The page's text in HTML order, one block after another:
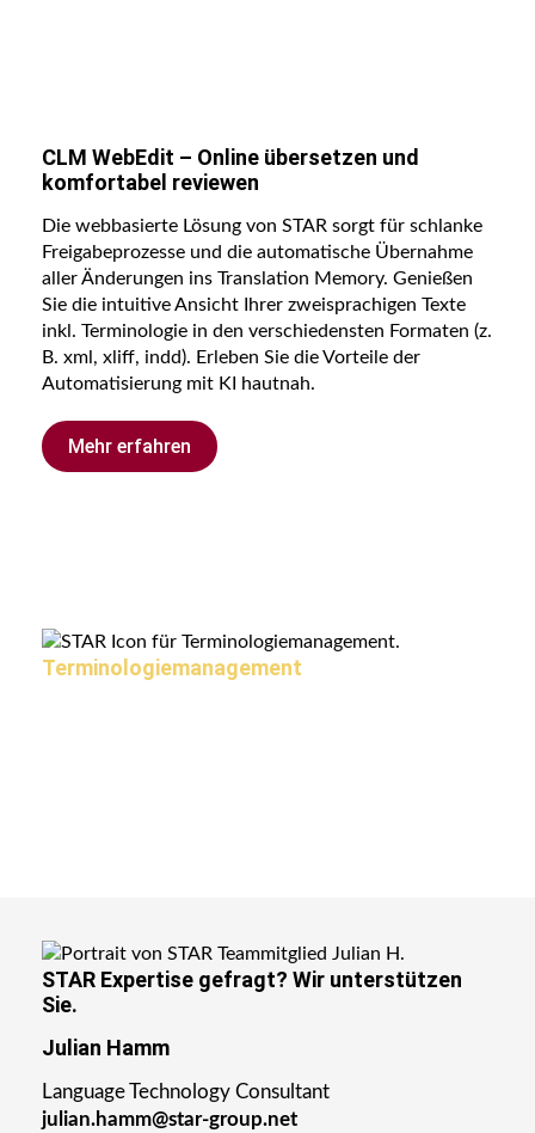
CLM WebEdit – Online übersetzen und
komfortabel reviewen
Die webbasierte Lösung von STAR sorgt für schlanke
Freigabeprozesse und die automatische Übernahme
aller Änderungen ins Translation Memory. Genießen
Sie die intuitive Ansicht Ihrer zweisprachigen Texte
inkl. Terminologie in den verschiedensten Formaten (z.
B. xml, xliff, indd). Erleben Sie die Vorteile der
Automatisierung mit KI hautnah.
Mehr erfahren
Terminologie­management
STAR Expertise gefragt? Wir unterstützen
Sie.
Julian Hamm
Language Technology Consultant
julian.hamm@star-group.net